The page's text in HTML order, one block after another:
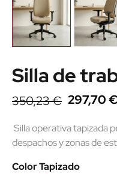
Silla de
350,23 € 297,70 €
Silla operativa tapizada
despachos y zonas de
Color Tapizado